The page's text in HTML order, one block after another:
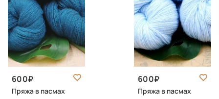
600
Пряжа в пасмах
600
Пряжа в пасмах